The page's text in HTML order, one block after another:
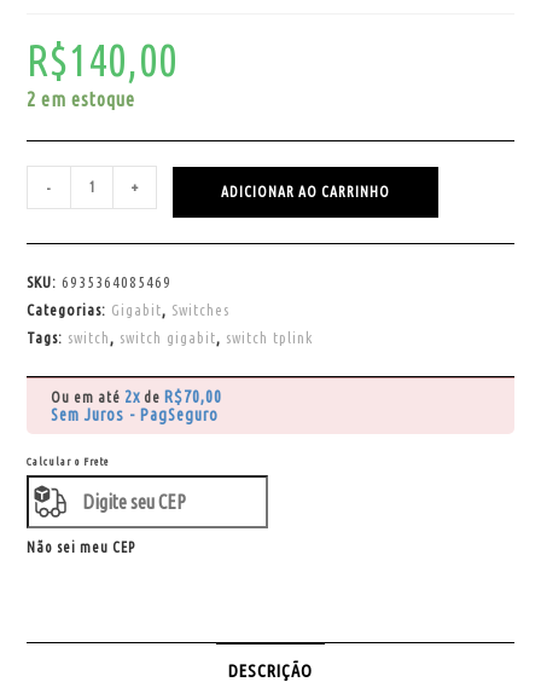
R$140,00
2 em estoque
- + ADICIONAR AO CARRINHO
SKU:6935364085469
Categorias: Gigabit, Switches
Tags: switch , switch gigabit, switch tplink
Ou em até 2x de R$70,00
Sem Juros - PagSeguro
Calcular o Frete
Não sei meu CEP
DESCRIÇÃO